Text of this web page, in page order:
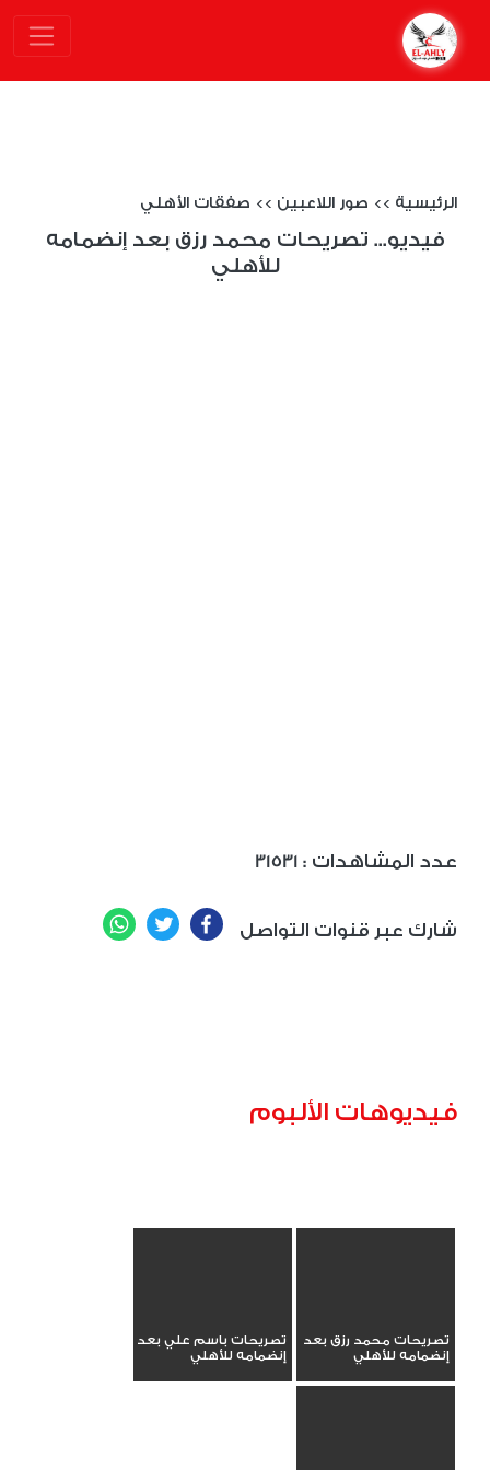
الرئيسية >> صور اللاعبين >> صفقات الأهلي
فيديو... تصريحات محمد رزق بعد إنضمامه
للأهلي
31531 : عدد المشاهدات
شارك عبر قنوات التواصل Facebook
Twitter
فيديوهات الألبوم
تصريحات محمد رزق بعد
إنضمامه للأهلي
تصريحات باسم علي بعد
إنضمامه للأهلي